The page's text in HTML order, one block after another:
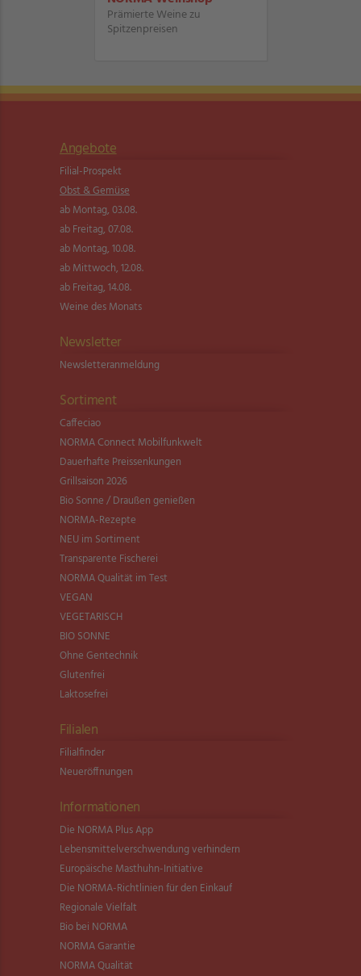
Prämierte Weine zu
Spitzenpreisen
Angebote
Filial-Prospekt
Obst & Gemüse
ab Montag, 03.08.
ab Freitag, 07.08.
ab Montag, 10.08.
ab Mittwoch, 12.08.
ab Freitag, 14.08.
Weine des Monats
Newsletter
Newsletter­anmeldung
Sortiment
Caffeciao
NORMA Connect Mobilfunkwelt
Dauerhafte Preissenkungen
Grillsaison 2026
Bio Sonne / Draußen genießen
NORMA-Rezepte
NEU im Sortiment
Transparente Fischerei
NORMA Qualität im Test
VEGAN
VEGETARISCH
BIO SONNE
Ohne Gentechnik
Glutenfrei
Laktosefrei
Filialen
Filialfinder
Neueröffnungen
Informationen
Die NORMA Plus App
Lebensmittel­verschwendung verhindern
Europäische Masthuhn-Initiative
Die NORMA-Richtlinien für den Einkauf
Regionale Vielfalt
Bio bei NORMA
NORMA Garantie
NORMA Qualität